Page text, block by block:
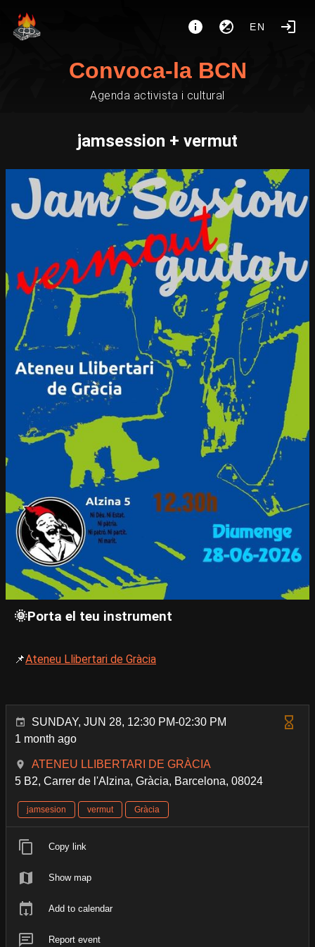
EN
Convoca-la BCN
Agenda activista i cultural
jamsession + vermut
🌞​Porta el teu instrument
📌​Ateneu Llibertari de Gràcia
SUNDAY, JUN 28, 12:30 PM-02:30 PM
1 month ago
ATENEU LLIBERTARI DE GRÀCIA
5 B2, Carrer de l'Alzina, Gràcia, Barcelona, 08024
jamsesion vermut Gràcia
Copy link
Show map
Add to calendar
Report event